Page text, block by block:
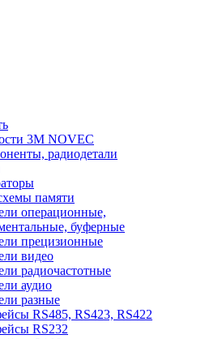
3M NOVEC
радиодетали
памяти
операционные,
буферные
прецизионные
видео
радиочастотные
аудио
разные
RS485, RS423, RS422
RS232